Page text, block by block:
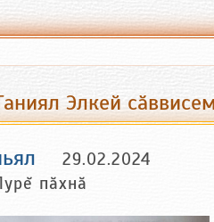
Элкей
29.02.2024
пăхнă